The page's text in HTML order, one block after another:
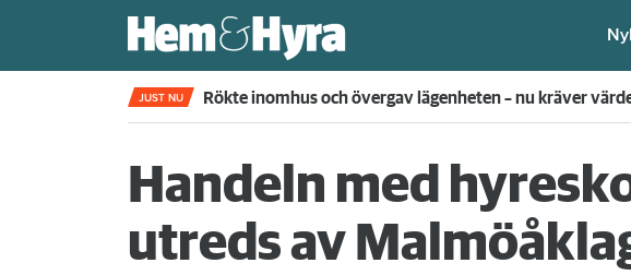
JUST NU Rökte inomhus och övergav lägenheten – nu kräver
Handeln med
utreds av